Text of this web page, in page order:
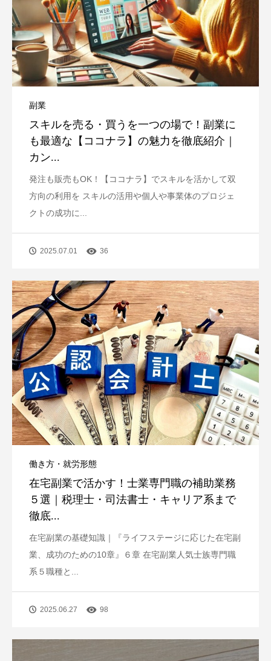
副業
スキルを売る・買うを一つの場で！副業に
も最適な【ココナラ】の魅力を徹底紹介｜
カン...
発注も販売もOK！【ココナラ】でスキルを活かして双
方向の利用を スキルの活用や個人や事業体のプロジェ
クトの成功に...
2025.07.01 36
働き方・就労形態
在宅副業で活かす！士業専門職の補助業務
５選｜税理士・司法書士・キャリア系まで
徹底...
在宅副業の基礎知識｜『ライフステージに応じた在宅副
業、成功のための10章』６章 在宅副業人気士族専門職
系５職種と...
2025.06.27 98